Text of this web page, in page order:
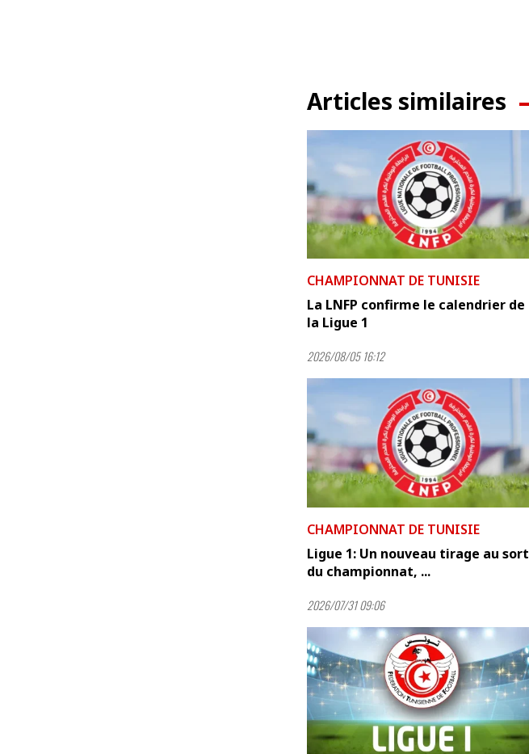
Articles similaires
CHAMPIONNAT DE TUNISIE
La LNFP confirme le calendrier de
la Ligue 1
2026/08/05 16:12
CHAMPIONNAT DE TUNISIE
Ligue 1: Un nouveau tirage au sort
du championnat, ...
2026/07/31 09:06